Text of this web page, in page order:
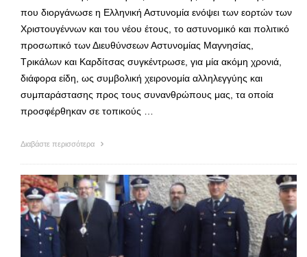
που διοργάνωσε η Ελληνική Αστυνομία ενόψει των εορτών των
Χριστουγέννων και του νέου έτους, το αστυνομικό και πολιτικό
προσωπικό των Διευθύνσεων Αστυνομίας Μαγνησίας,
Τρικάλων και Καρδίτσας συγκέντρωσε, για μία ακόμη χρονιά,
διάφορα είδη, ως συμβολική χειρονομία αλληλεγγύης και
συμπαράστασης προς τους συνανθρώπους μας, τα οποία
προσφέρθηκαν σε τοπικούς …
Διαβάστε περισσότερα